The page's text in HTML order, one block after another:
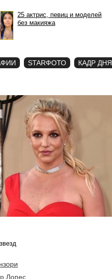
25 актрис, певиц и моделей
без макияжа
STARФОТО КАДР ДНЯ
Лопес